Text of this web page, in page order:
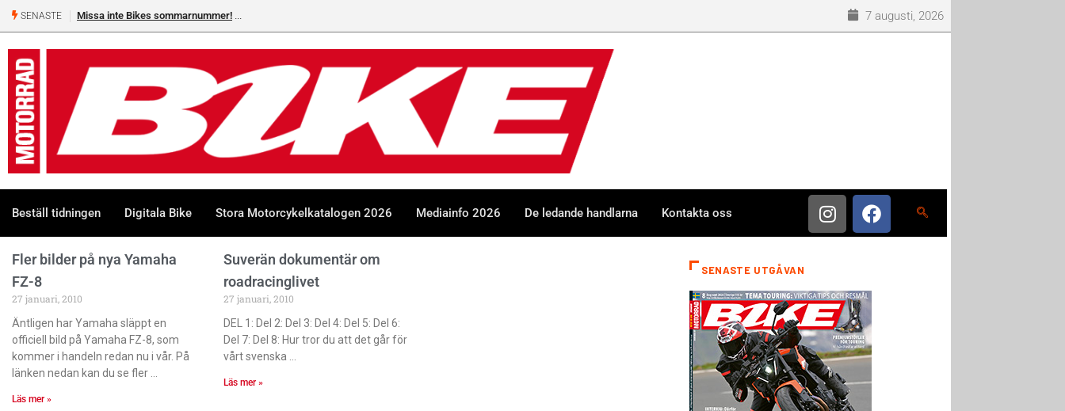
SENASTE Missa inte Bikes sommarnummer! 7 augusti, 2026
Beställ tidningen Digitala Bike Stora Motorcykelkatalogen 2026 Mediainfo 2026 De ledande handlarna Kontakta oss
Fler bilder på nya Yamaha
FZ-8
27 januari, 2010
Äntligen har Yamaha släppt en
officiell bild på Yamaha FZ-8, som
kommer i handeln redan nu i vår. På
länken nedan kan du se fler
Läs mer »
Suverän dokumentär om
roadracinglivet
27 januari, 2010
DEL 1: Del 2: Del 3: Del 4: Del 5: Del 6:
Del 7: Del 8: Hur tror du att det går för
vårt svenska
Läs mer »
SENASTE UTGÅVAN